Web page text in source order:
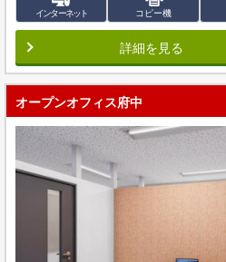
インターネット コピー機
詳細を見る
オープンオフィス府中